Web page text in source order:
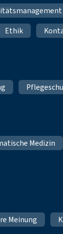
Ethik
Medizin
Meinung